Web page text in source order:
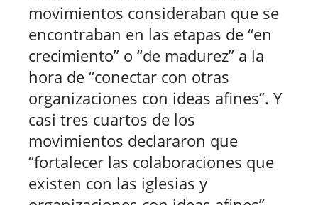
movimientos consideraban que se
encontraban en las etapas de “en
crecimiento” o “de madurez” a la
hora de “conectar con otras
organizaciones con ideas afines”. Y
casi tres cuartos de los
movimientos declararon que
“fortalecer las colaboraciones que
existen con las iglesias y